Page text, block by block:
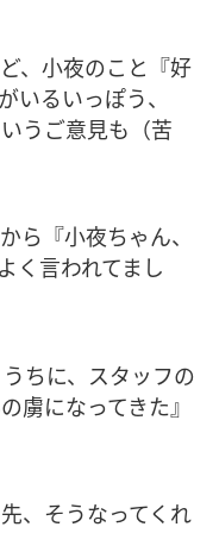
、小夜のこと『好
いるいっぽう、
うご意見も（苦
ら『小夜ちゃん、
く言われてまし
ちに、スタッフの
虜になってきた』
、そうなってくれ